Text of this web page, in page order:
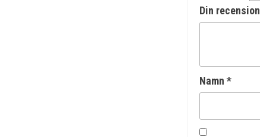
Din recension
Namn *